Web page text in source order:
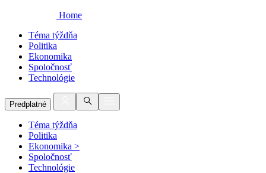
Home
Téma týždňa
Politika
Ekonomika
Spoločnosť
Technológie
Predplatné
Téma týždňa
Politika
Ekonomika >
Spoločnosť
Technológie